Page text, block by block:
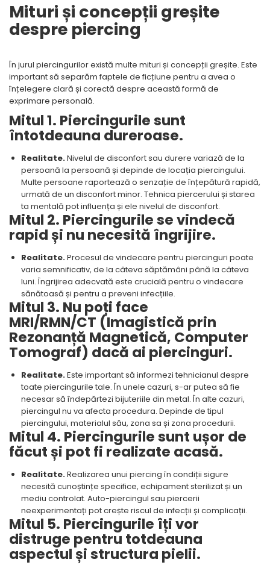
Mituri și concepții greșite
despre piercing
În jurul piercingurilor există multe mituri și concepții greșite. Este
important să separăm faptele de ficțiune pentru a avea o
înțelegere clară și corectă despre această formă de
exprimare personală.
Mitul 1. Piercingurile sunt
întotdeauna dureroase.
Realitate.Nivelul de disconfort sau durere variază de la
persoană la persoană și depinde de locația piercingului.
Multe persoane raportează o senzație de înțepătură rapidă,
urmată de un disconfort minor. Tehnica piercerului și starea
ta mentală pot influența și ele nivelul de disconfort.
Mitul 2. Piercingurile se vindecă
rapid și nu necesită îngrijire.
Realitate.Procesul de vindecare pentru piercinguri poate
varia semnificativ, de la câteva săptămâni până la câteva
luni. Îngrijirea adecvată este crucială pentru o vindecare
sănătoasă și pentru a preveni infecțiile.
Mitul 3. Nu poți face
MRI/RMN/CT (Imagistică prin
Rezonanță Magnetică, Computer
Tomograf) dacă ai piercinguri.
Realitate.Este important să informezi tehnicianul despre
toate piercingurile tale. În unele cazuri, s-ar putea să fie
necesar să îndepărtezi bijuteriile din metal. În alte cazuri,
piercingul nu va afecta procedura. Depinde de tipul
piercingului, materialul său, zona sa și zona procedurii.
Mitul 4. Piercingurile sunt ușor de
făcut și pot fi realizate acasă.
Realitate.Realizarea unui piercing în condiții sigure
necesită cunoștințe specifice, echipament sterilizat și un
mediu controlat. Auto-piercingul sau piercerii
neexperimentați pot crește riscul de infecții și complicații.
Mitul 5. Piercingurile îți vor
distruge pentru totdeauna
aspectul și structura pielii.